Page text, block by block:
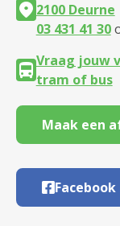
2100 Deurne
03 431 41 30
Vraag jouw
tram of bus
Maak een
Facebook